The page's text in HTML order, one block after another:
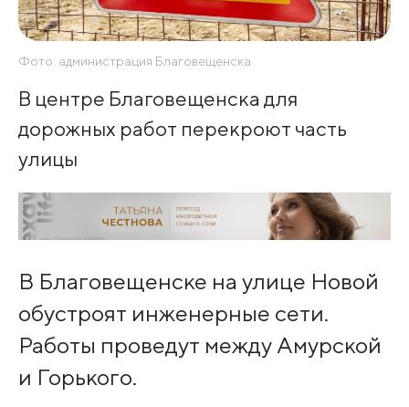
Фото: администрация Благовещенска
В центре Благовещенска для
дорожных работ перекроют часть
улицы
В Благовещенске на улице Новой
обустроят инженерные сети.
Работы проведут между Амурской
и Горького.